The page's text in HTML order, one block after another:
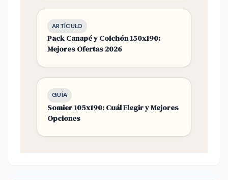
ARTÍCULO
Pack Canapé y Colchón 150x190:
Mejores Ofertas 2026
GUÍA
Somier 105x190: Cuál Elegir y Mejores
Opciones